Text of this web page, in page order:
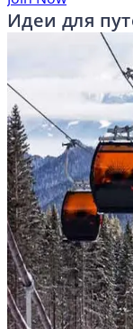
Идеи для